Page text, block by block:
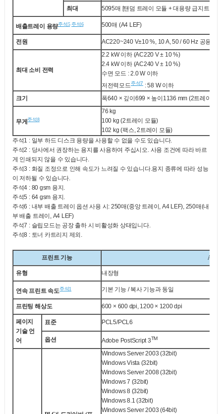
최대
5095매 [탠덤 트레이 모듈 + 대용량 급지트레이
배출트레이 용량주석5 주석6 500매 (A4 LEF)
전원 AC220~240 V±10 %, 10 A, 50 / 60 Hz 공용
최대 소비 전력
2.2 kW 이하 (AC220 V ± 10 %)
2.4 kW 이하 (AC240 V ± 10 %)
수면 모드 : 2.0 W 이하
저전력모드주석7 : 58 W 이하
크기
폭640 × 깊이699 × 높이1136 mm (2트레이 모
무게주석8
76 kg
100 kg (2트레이 모듈)
102 kg (팩스, 2트레이 모듈)
주석1 : 일부 하드 디스크 용량을 사용할 수 없을 수도 있습니다.
주석2 : 당사에서 권장하는 용지를 사용하여 주십시오. 사용 조건에 따라 바르
게 인쇄되지 않을 수 있습니다.
주석3 : 화질 조정으로 인해 속도가 느려질 수 있습니다.용지 종류에 따라 성능
이 저하될 수 있습니다.
주석4 : 80 gsm 용지.
주석5 : 64 gsm 용지.
주석6 : 내부 배출 트레이 옵션 사용 시: 250매(중앙 트레이, A4 LEF), 250매(내
부 배출 트레이, A4 LEF)
주석7 : 슬립모드는 공장 출하 시 비활성화 상태입니다.
주석8 : 토너 카트리지 제외.
프린트 기능
유형 내장형
연속 프린트 속도주석1 기본 기능 / 복사 기능과 동일
프린팅 해상도 600 × 600 dpi, 1200 × 1200 dpi
페이지
기술 언
어
표준 PCL5/PCL6
옵션 Adobe PostScript3TM
Windows Server2003 (32bit)
Windows Vista(32bit)
Windows Server2008 (32bit)
Windows7 (32bit)
Windows8 (32bit)
Windows8.1 (32bit)
Windows Server2003 (64bit)